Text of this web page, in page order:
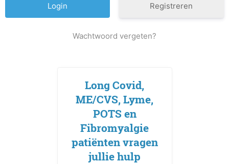
Registreren
Wachtwoord vergeten?
Long Covid,
ME/CVS, Lyme,
POTS en
Fibromyalgie
patiënten vragen
jullie hulp